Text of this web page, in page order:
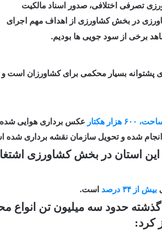
تصرفی اختلافی، صدور اسناد مالکیت
در بخش کشاورزی از اهداف مهم اجرای
برخی از سود جویی ها بودیم.
بسیار محکمی برای کشاورزان است و
هکتار
عکس برداری هوایی شده
این استان در بخش کشاورزی
بیش از ۳۴ درصد است.
گذشته حدود سه میلیون تن انواع
کرد: